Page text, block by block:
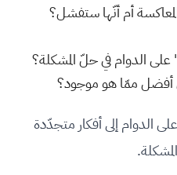
أم أنّها ستفشل؟
الدوام في حلّ المشكلة؟
أفضل ممّا هو موجود؟
الدوام إلى أفكار متجدّدة